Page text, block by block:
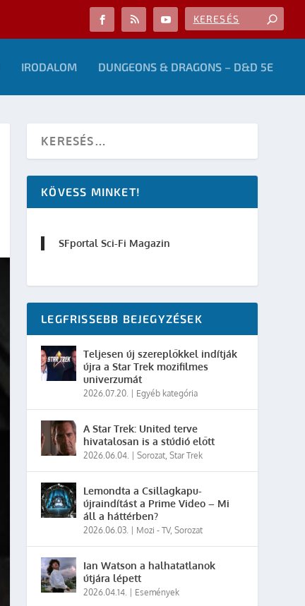
IRODALOM DUNGEONS & DRAGONS – D&D 5E
KÖVESS MINKET!
SFportal Sci-Fi Magazin
LEGFRISSEBB BEJEGYZÉSEK
Teljesen új szereplőkkel indítják
újra a Star Trek mozifilmes
univerzumát
2026.07.20. Egyéb kategória
A Star Trek: United terve
hivatalosan is a stúdió előtt
2026.06.04. |Sorozat,Star Trek
Lemondta a Csillagkapu-
újraindítást a Prime Video – Mi
áll a háttérben?
2026.06.03. Mozi - TV,Sorozat
Ian Watson a halhatatlanok
útjára lépett
2026.04.14. Események